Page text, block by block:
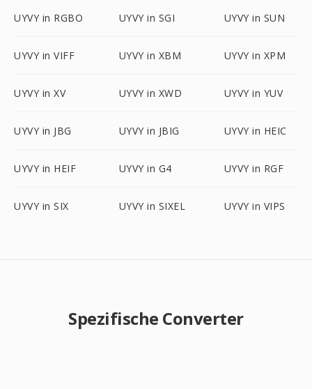
UYVY in RGBO UYVY in SGI UYVY in SUN
UYVY in VIFF UYVY in XBM UYVY in XPM
UYVY in XV UYVY in XWD UYVY in YUV
UYVY in JBG UYVY in JBIG UYVY in HEIC
UYVY in HEIF UYVY in G4 UYVY in RGF
UYVY in SIX UYVY in SIXEL UYVY in VIPS
Spezifische Converter